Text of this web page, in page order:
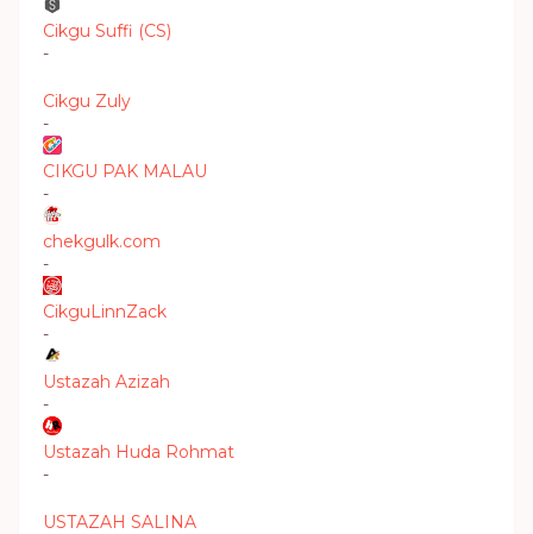
Cikgu Suffi (CS)
-
Cikgu Zuly
-
CIKGU PAK MALAU
-
chekgulk.com
-
CikguLinnZack
-
Ustazah Azizah
-
Ustazah Huda Rohmat
-
USTAZAH SALINA